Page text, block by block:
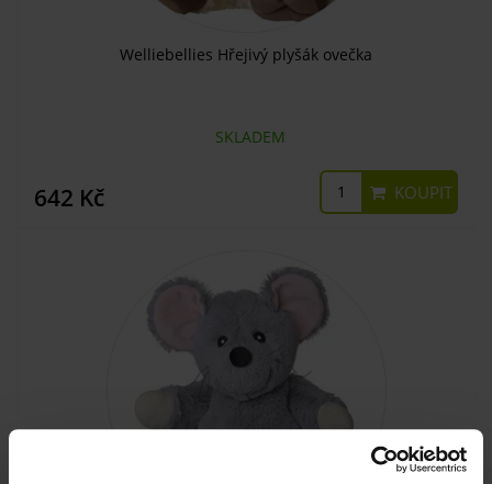
Welliebellies Hřejivý plyšák ovečka
SKLADEM
642 Kč KOUPIT